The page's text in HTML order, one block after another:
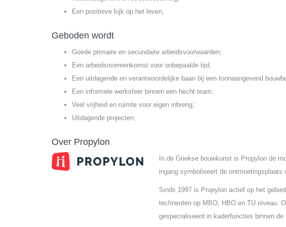
Een positieve kijk op het leven;
Geboden wordt
Goede primaire en secundaire arbeidsvoorwaarden;
Een arbeidsovereenkomst voor onbepaalde tijd;
Een uitdagende en verantwoordelijke baan bij een toonaangevend
Een informele werksfeer binnen een hecht team;
Veel vrijheid en ruimte voor eigen inbreng;
Uitdagende projecten;
Over Propylon
In de Griekse bouwkunst is Propylon de
ingang symboliseert de
Sinds 1997 is Propylon actief op het
techneuten op MBO, HBO en TU niveau.
gespecialiseerd in kaderfuncties binnen de